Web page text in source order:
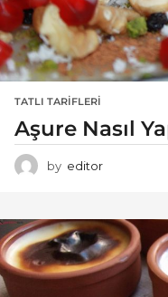
TATLI TARIFLERI
Aşure Nasıl
by editor